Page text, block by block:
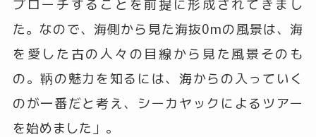
た。なので、海側から見た海抜0mの風景は、海
を愛した古の人々の目線から見た風景そのも
の。鞆の魅力を知るには、海からの入っていく
のが一番だと考え、シーカヤックによるツアー
を始めました」。